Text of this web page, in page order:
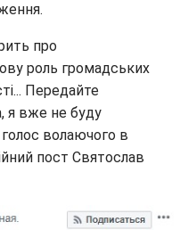
про
роль громадських
Передайте
я вже не буду
волаючого в
пост Святослав